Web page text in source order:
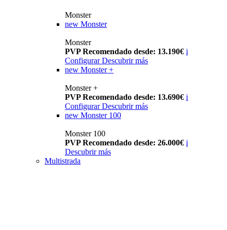
Monster
new Monster
Monster
PVP Recomendado desde: 13.190€ i
Configurar Descubrir más
new Monster +
Monster +
PVP Recomendado desde: 13.690€ i
Configurar Descubrir más
new Monster 100
Monster 100
PVP Recomendado desde: 26.000€ i
Descubrir más
Multistrada